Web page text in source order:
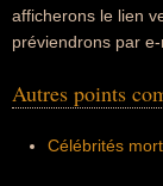
afficherons le lien
préviendrons par
Autres points
Célébrités